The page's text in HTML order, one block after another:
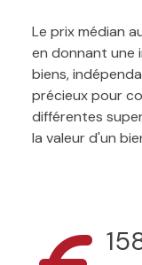
Le prix médian
en donnant une
biens,
précieux pour
différentes
la valeur d'un